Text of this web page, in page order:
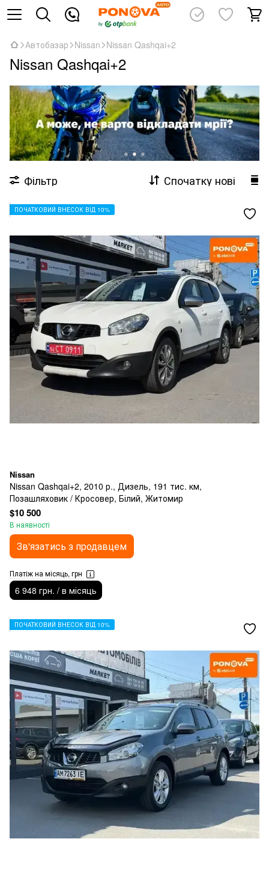
Автобазар Nissan Nissan Qashqai+2
Nissan Qashqai+2
Фільтр Спочатку нові
ПОЧАТКОВИЙ ВНЕСОК ВІД 10%
Nissan
Nissan Qashqai+2, 2010 р., Дизель, 191 тис. км,
Позашляховик / Кросовер, Білий, Житомир
$10 500
В наявності
Зв'язатись з продавцем
Платіж на місяць, грн
6 948 грн. / в місяць
ПОЧАТКОВИЙ ВНЕСОК ВІД 10%